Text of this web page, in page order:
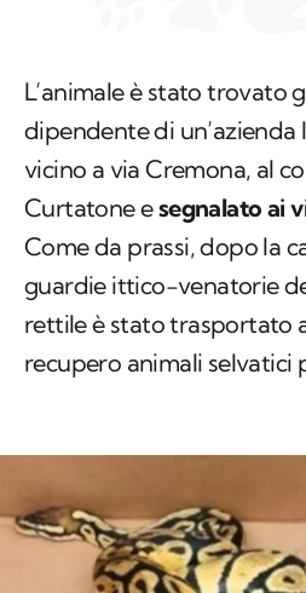
L’animale è stato trovato
dipendente di un’azienda
vicino a via Cremona, al
Curtatone esegnalato ai
Come da prassi, dopo la
guardie ittico-venatorie
rettile è stato trasportato
recupero animali selvatici